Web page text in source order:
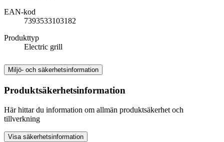
EAN-kod
7393533103182
Produkttyp
Electric grill
Miljö- och säkerhetsinformation
Produktsäkerhetsinformation
Här hittar du information om allmän produktsäkerhet och
tillverkning
Visa säkerhetsinformation